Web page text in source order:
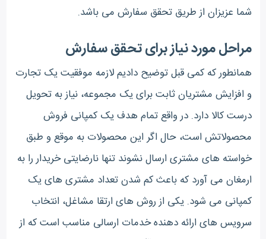
شما عزیزان از طریق تحقق سفارش می باشد.
مراحل مورد نیاز برای تحقق سفارش
همانطور که کمی قبل توضیح دادیم لازمه موفقیت یک تجارت
و افزایش مشتریان ثابت برای یک مجموعه، نیاز به تحویل
درست کالا دارد. در واقع تمام هدف یک کمپانی فروش
محصولاتش است، حال اگر این محصولات به موقع و طبق
خواسته های مشتری ارسال نشوند تنها نارضایتی خریدار را به
ارمغان می آورد که باعث کم شدن تعداد مشتری های یک
کمپانی می شود. یکی از روش های ارتقا مشاغل، انتخاب
سرویس های ارائه دهنده خدمات ارسالی مناسب است که از